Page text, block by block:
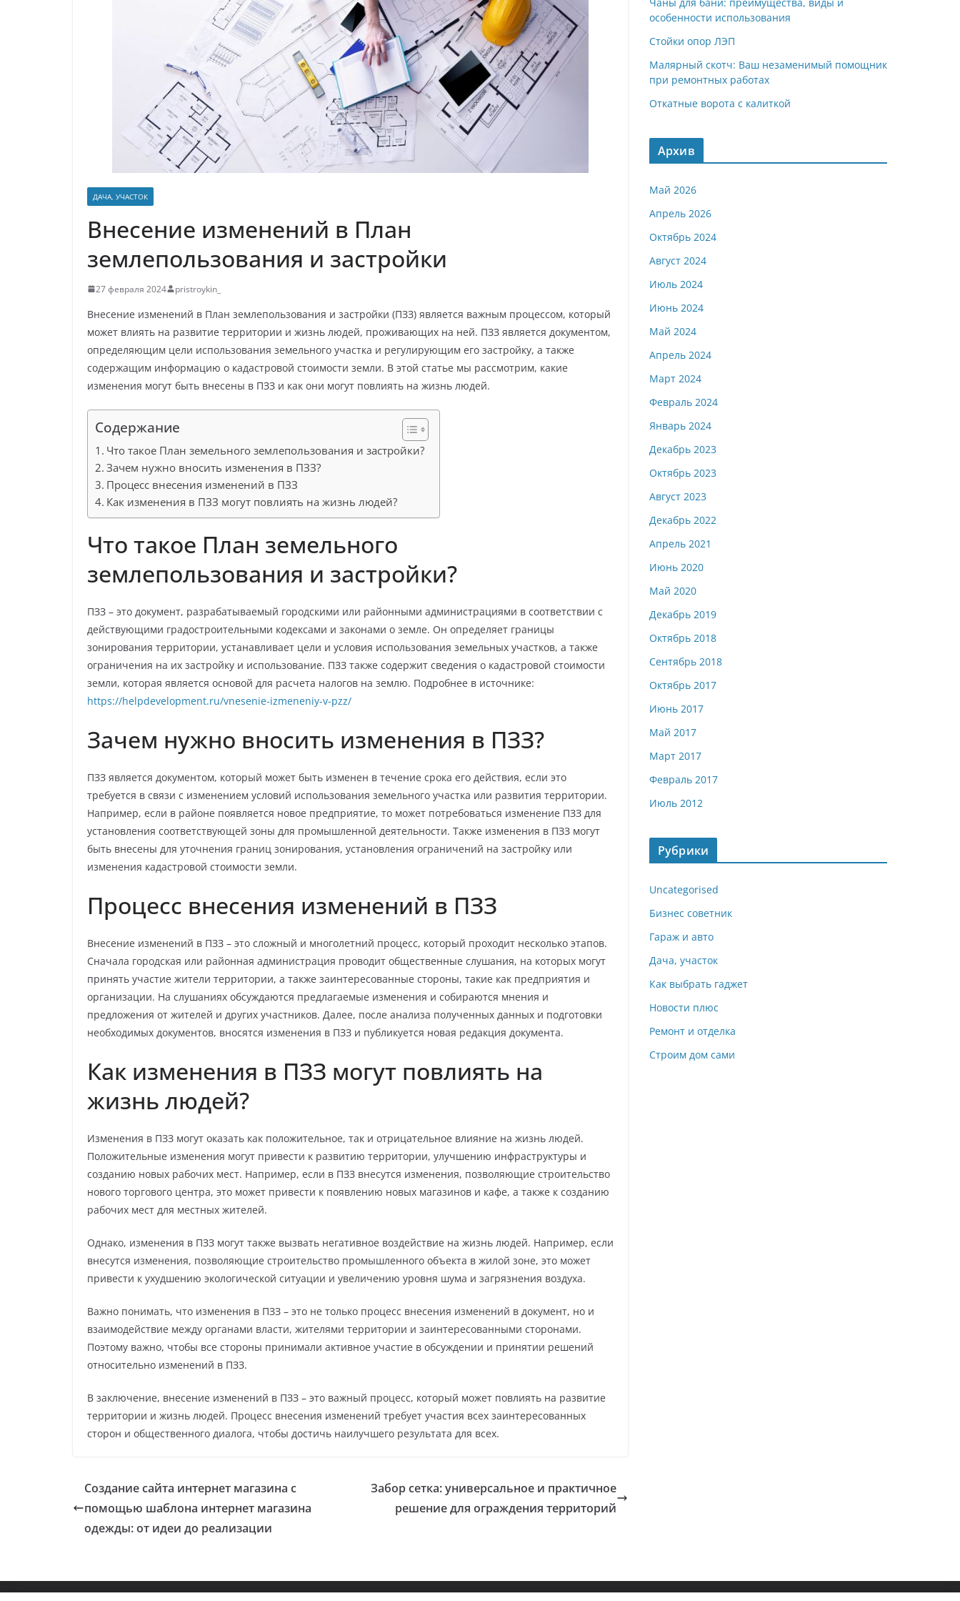
ДАЧА, УЧАСТОК
Внесение изменений в План
землепользования и застройки
27 февраля 2024 pristroykin_
Внесение изменений в План землепользования и застройки (ПЗЗ) является важным процессом, который
может влиять на развитие территории и жизнь людей, проживающих на ней. ПЗЗ является документом,
определяющим цели использования земельного участка и регулирующим его застройку, а также
содержащим информацию о кадастровой стоимости земли. В этой статье мы рассмотрим, какие
изменения могут быть внесены в ПЗЗ и как они могут повлиять на жизнь людей.
Содержание
Что такое План земельного землепользования и застройки?
Зачем нужно вносить изменения в ПЗЗ?
Процесс внесения изменений в ПЗЗ
Как изменения в ПЗЗ могут повлиять на жизнь людей?
Что такое План земельного
землепользования и застройки?
ПЗЗ – это документ, разрабатываемый городскими или районными администрациями в соответствии с
действующими градостроительными кодексами и законами о земле. Он определяет границы
зонирования территории, устанавливает цели и условия использования земельных участков, а также
ограничения на их застройку и использование. ПЗЗ также содержит сведения о кадастровой стоимости
земли, которая является основой для расчета налогов на землю. Подробнее в источнике:
https://helpdevelopment.ru/vnesenie-izmeneniy-v-pzz/
Зачем нужно вносить изменения в ПЗЗ?
ПЗЗ является документом, который может быть изменен в течение срока его действия, если это
требуется в связи с изменением условий использования земельного участка или развития территории.
Например, если в районе появляется новое предприятие, то может потребоваться изменение ПЗЗ для
установления соответствующей зоны для промышленной деятельности. Также изменения в ПЗЗ могут
быть внесены для уточнения границ зонирования, установления ограничений на застройку или
изменения кадастровой стоимости земли.
Процесс внесения изменений в ПЗЗ
Внесение изменений в ПЗЗ – это сложный и многолетний процесс, который проходит несколько этапов.
Сначала городская или районная администрация проводит общественные слушания, на которых могут
принять участие жители территории, а также заинтересованные стороны, такие как предприятия и
организации. На слушаниях обсуждаются предлагаемые изменения и собираются мнения и
предложения от жителей и других участников. Далее, после анализа полученных данных и подготовки
необходимых документов, вносятся изменения в ПЗЗ и публикуется новая редакция документа.
Как изменения в ПЗЗ могут повлиять на
жизнь людей?
Изменения в ПЗЗ могут оказать как положительное, так и отрицательное влияние на жизнь людей.
Положительные изменения могут привести к развитию территории, улучшению инфраструктуры и
созданию новых рабочих мест. Например, если в ПЗЗ внесутся изменения, позволяющие строительство
нового торгового центра, это может привести к появлению новых магазинов и кафе, а также к созданию
рабочих мест для местных жителей.
Однако, изменения в ПЗЗ могут также вызвать негативное воздействие на жизнь людей. Например, если
внесутся изменения, позволяющие строительство промышленного объекта в жилой зоне, это может
привести к ухудшению экологической ситуации и увеличению уровня шума и загрязнения воздуха.
Важно понимать, что изменения в ПЗЗ – это не только процесс внесения изменений в документ, но и
взаимодействие между органами власти, жителями территории и заинтересованными сторонами.
Поэтому важно, чтобы все стороны принимали активное участие в обсуждении и принятии решений
относительно изменений в ПЗЗ.
В заключение, внесение изменений в ПЗЗ – это важный процесс, который может повлиять на развитие
территории и жизнь людей. Процесс внесения изменений требует участия всех заинтересованных
сторон и общественного диалога, чтобы достичь наилучшего результата для всех.
Создание сайта интернет магазина с
помощью шаблона интернет магазина
одежды: от идеи до реализации
Забор сетка: универсальное и практичное
решение для ограждения территорий
особенности использования
Стойки опор ЛЭП
Малярный скотч: Ваш незаменимый помощник
при ремонтных работах
Откатные ворота с калиткой
Архив
Май 2026
Апрель 2026
Октябрь 2024
Август 2024
Июль 2024
Июнь 2024
Май 2024
Апрель 2024
Март 2024
Февраль 2024
Январь 2024
Декабрь 2023
Октябрь 2023
Август 2023
Декабрь 2022
Апрель 2021
Июнь 2020
Май 2020
Декабрь 2019
Октябрь 2018
Сентябрь 2018
Октябрь 2017
Июнь 2017
Май 2017
Март 2017
Февраль 2017
Июль 2012
Рубрики
Uncategorised
Бизнес советник
Гараж и авто
Дача, участок
Как выбрать гаджет
Новости плюс
Ремонт и отделка
Строим дом сами